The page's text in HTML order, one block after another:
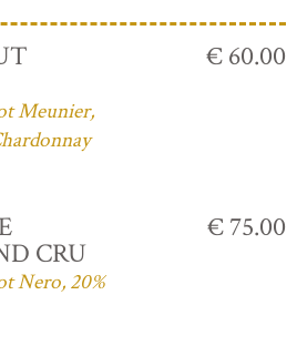
Meunier,
€ 60.00
CRU
Nero, 20%
€ 75.00